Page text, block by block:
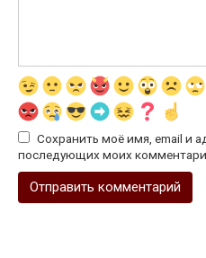
Сохранить моё имя, email и
последующих моих